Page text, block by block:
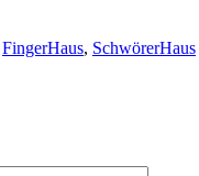
FingerHaus, SchwörerHaus